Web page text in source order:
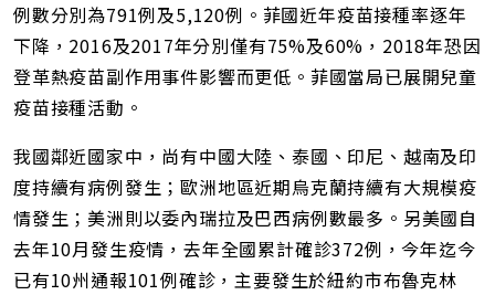
例數分別為791例及5,120例。菲國近年疫苗接種率逐年
下降，2016及2017年分別僅有75%及60%，2018年恐因
登革熱疫苗副作用事件影響而更低。菲國當局已展開兒童
疫苗接種活動。
我國鄰近國家中，尚有中國大陸、泰國、印尼、越南及印
度持續有病例發生；歐洲地區近期烏克蘭持續有大規模疫
情發生；美洲則以委內瑞拉及巴西病例數最多。另美國自
去年10月發生疫情，去年全國累計確診372例，今年迄今
已有10州通報101例確診，主要發生於紐約市布魯克林